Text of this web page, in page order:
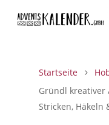
Startseite
Gründl kreativer
Stricken, Häkeln